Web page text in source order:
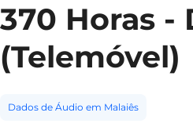
370 Horas -
(Telemóvel)
Dados de Áudio em Malaiês